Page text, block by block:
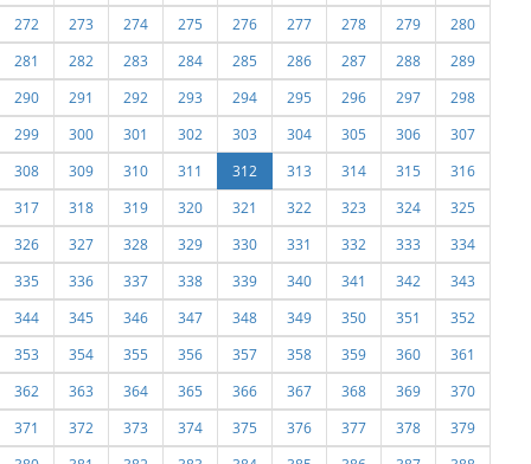
272
273 274 275 276 277 278 279
280
281
282 283 284 285 286 287 288
289
290
291 292 293 294 295 296 297
298
299
300 301 302 303 304 305 306
307
308
309 310 311 312 313 314 315
316
317
318 319 320 321 322 323 324
325
326
327 328 329 330 331 332 333
334
335
336 337 338 339 340 341 342
343
344
345 346 347 348 349 350 351
352
353
354 355 356 357 358 359 360
361
362
363 364 365 366 367 368 369
370
371
372 373 374 375 376 377 378
379